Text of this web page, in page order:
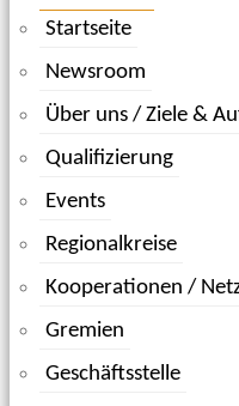
Startseite
Newsroom
Über uns / Ziele &
Qualifizierung
Events
Regionalkreise
Kooperationen /
Gremien
Geschäftsstelle